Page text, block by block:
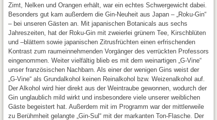
Zimt, Nelken und Orangen erhält, war ein echtes Schwergewicht dabei.
Besonders gut kam außerdem die Gin-Neuheit aus Japan – „Roku-Gin“
– bei unseren Gästen an. Mit japanischen Botanicals aus sechs
Jahreszeiten, hat der Roku-Gin mit zweierlei grünem Tee, Kirschblüten
und –blättern sowie japanischen Zitrusfrüchten einen erfrischenden
Kontrast zum raumeinnehmenden Vorgänger des verrückten Professors
eingenommen. Weiter vielfältig blieb es mit dem weinartigen „G-Vine“
unser französischen Nachbarn. Als einer der wenigen Gins weist der
„G-Vine“ als Grundalkohol keinen Reinalkohol bzw. Weizenalkohol auf.
Der Alkohol wird hier direkt aus der Weintraube gewonnen, wodurch der
Gin unglaublich mild wirkt und insbesondere viele unserer weiblichen
Gäste begeistert hat. Außerdem mit im Programm war der mittlerweile
zu Berühmheit gelangte „Gin-Sul“ mit der markanten Ton-Flasche. Der